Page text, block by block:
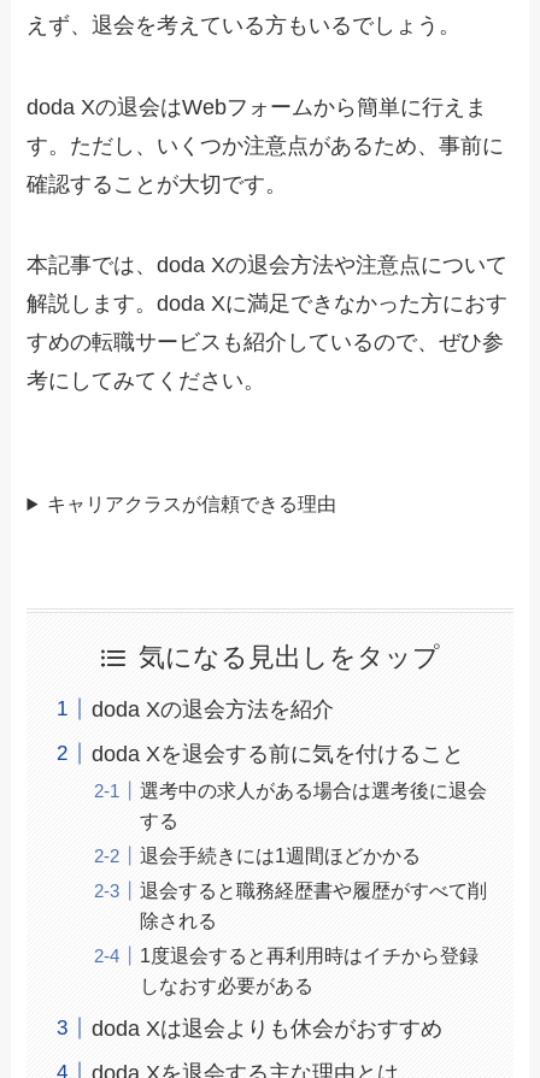
えず、退会を考えている方もいるでしょう。
doda Xの退会はWebフォームから簡単に行えま
す。ただし、いくつか注意点があるため、事前に
確認することが大切です。
本記事では、doda Xの退会方法や注意点について
解説します。doda Xに満足できなかった方におす
すめの転職サービスも紹介しているので、ぜひ参
考にしてみてください。
キャリアクラスが信頼できる理由
気になる見出しをタップ
doda Xの退会方法を紹介
doda Xを退会する前に気を付けること
選考中の求人がある場合は選考後に退会
する
退会手続きには1週間ほどかかる
退会すると職務経歴書や履歴がすべて削
除される
1度退会すると再利用時はイチから登録
しなおす必要がある
doda Xは退会よりも休会がおすすめ
doda Xを退会する主な理由とは